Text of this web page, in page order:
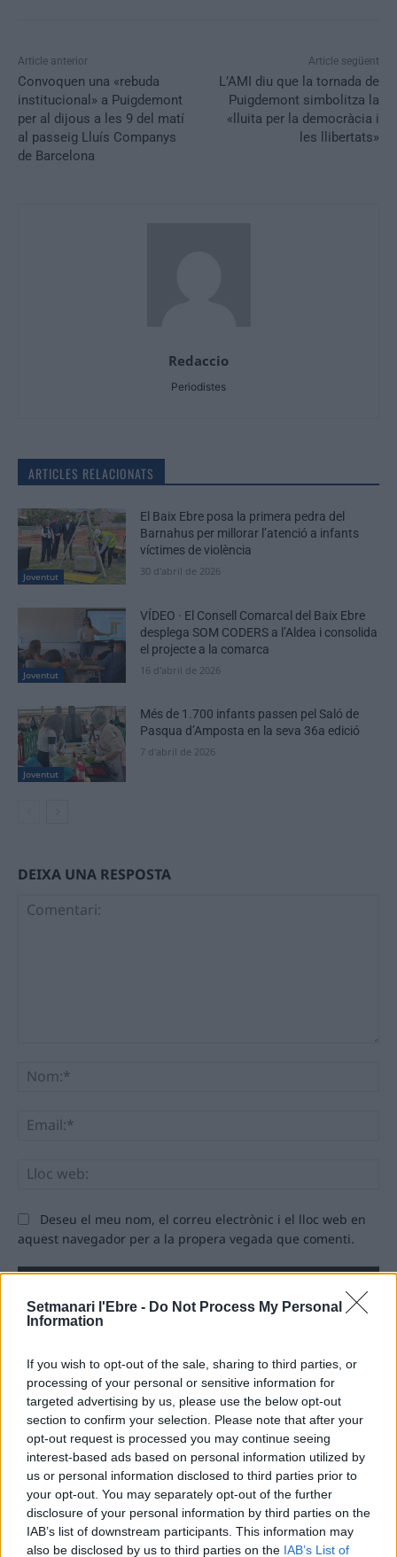
Setmanari l'Ebre - Do Not Process My Personal
Information
If you wish to opt-out of the sale, sharing to third parties, or
processing of your personal or sensitive information for
targeted advertising by us, please use the below opt-out
section to confirm your selection. Please note that after your
opt-out request is processed you may continue seeing
interest-based ads based on personal information utilized by
us or personal information disclosed to third parties prior to
your opt-out. You may separately opt-out of the further
disclosure of your personal information by third parties on the
IAB’s list of downstream participants. This information may
also be disclosed by us to third parties on the IAB’s List of
Article anterior
Convoquen una «rebuda
institucional» a Puigdemont
per al dijous a les 9 del matí
al passeig Lluís Companys
de Barcelona
Article següent
L’AMI diu que la tornada de
Puigdemont simbolitza la
«lluita per la democràcia i
les llibertats»
Redaccio
Periodistes
ARTICLES RELACIONATS
Joventut
El Baix Ebre posa la primera pedra del
Barnahus per millorar l’atenció a infants
víctimes de violència
30 d'abril de 2026
Joventut
VÍDEO · El Consell Comarcal del Baix Ebre
desplega SOM CODERS a l’Aldea i consolida
el projecte a la comarca
16 d'abril de 2026
Joventut
Més de 1.700 infants passen pel Saló de
Pasqua d’Amposta en la seva 36a edició
7 d'abril de 2026
DEIXA UNA RESPOSTA
Deseu el meu nom, el correu electrònic i el lloc web en
aquest navegador per a la propera vegada que comenti.
ÚLTIMES NOTÍCIES
L’Observatori de l’Ebre lidera de nou la
recerca sobre l’astre rei en el segon
eclipsi solar total de la seva història
7 d'agost de 2026
L’Ajuntament de Tortosa amplia el
termini de les obres de l’aparcament